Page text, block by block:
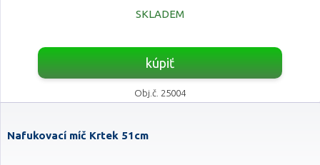
SKLADEM
kúpiť
Obj.č. 25004
Nafukovací míč Krtek 51cm